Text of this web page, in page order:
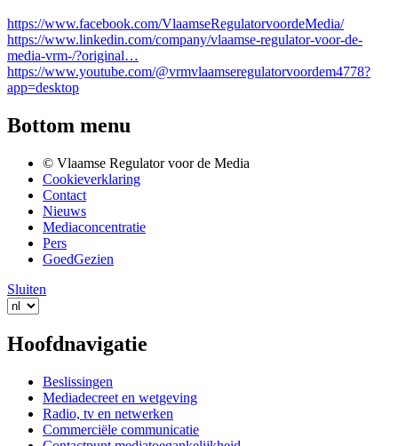
https://www.facebook.com/VlaamseRegulatorvoordeMedia/
https://www.linkedin.com/company/vlaamse-regulator-voor-de-
media-vrm-/?original…
https://www.youtube.com/@vrmvlaamseregulatorvoordem4778?
app=desktop
Bottom menu
© Vlaamse Regulator voor de Media
Cookieverklaring
Contact
Nieuws
Mediaconcentratie
Pers
GoedGezien
Sluiten
Hoofdnavigatie
Beslissingen
Mediadecreet en wetgeving
Radio, tv en netwerken
Commerciële communicatie